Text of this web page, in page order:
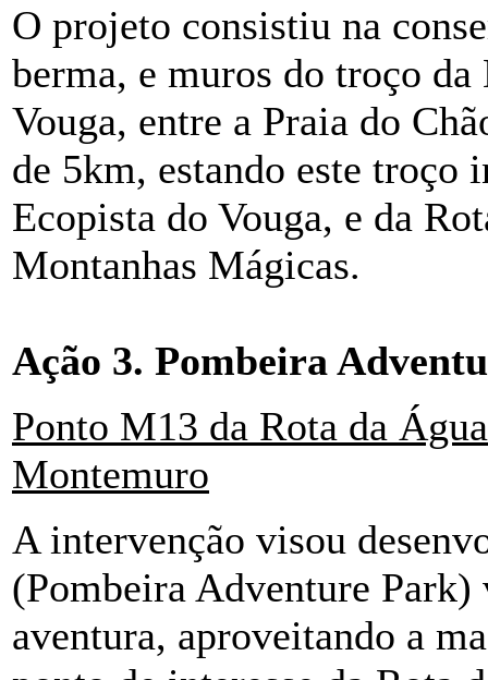
O projeto consistiu na
berma, e muros do troço
Vouga, entre a Praia do
de 5km, estando este troço
Ecopista do Vouga, e da
Montanhas Mágicas.
Ação 3. Pombeira
Ponto M13 da Rota da
Montemuro
A intervenção visou
(Pombeira Adventure Park)
aventura, aproveitando a